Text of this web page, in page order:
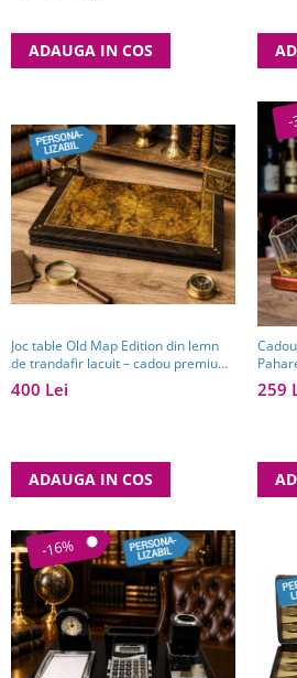
ADAUGA IN COS
Joc table Old Map Edition din lemn
de trandafir lacuit – cadou premium
pentru bărbați pasionați de jocuri
clasice
400 Lei
ADAUGA IN COS
-
259
-16%